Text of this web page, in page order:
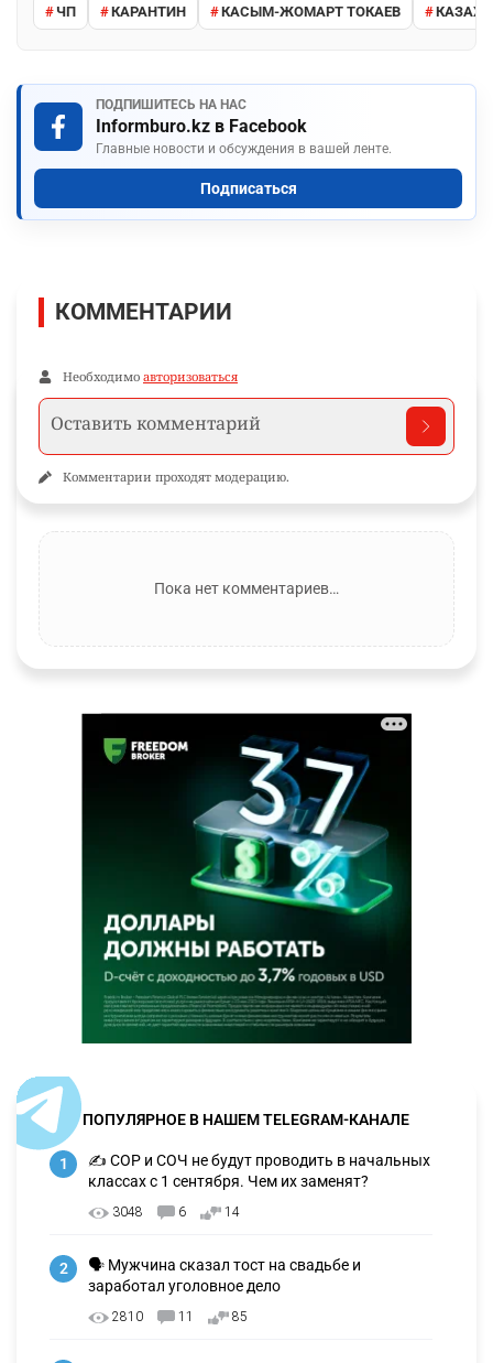
ЧП КАРАНТИН КАСЫМ-ЖОМАРТ ТОКАЕВ
ПОДПИШИТЕСЬ НА НАС
Informburo.kz в Facebook
Главные новости и обсуждения в вашей ленте.
Подписаться
КОММЕНТАРИИ
Необходимо авторизоваться
Комментарии проходят модерацию.
Пока нет комментариев…
ПОПУЛЯРНОЕ В НАШЕМ TELEGRAM-КАНАЛЕ
1
✍️ СОР и СОЧ не будут проводить в начальных
классах с 1 сентября. Чем их заменят?
3048 6 14
2
🗣 Мужчина сказал тост на свадьбе и
заработал уголовное дело
2810 11 85